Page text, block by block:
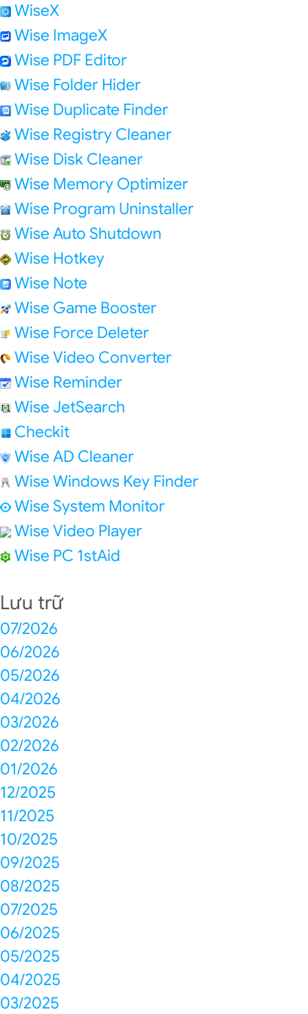
WiseX
Wise ImageX
Wise PDF Editor
Wise Folder Hider
Wise Duplicate Finder
Wise Registry Cleaner
Wise Disk Cleaner
Wise Memory Optimizer
Wise Program Uninstaller
Wise Auto Shutdown
Wise Hotkey
Wise Note
Wise Game Booster
Wise Force Deleter
Wise Video Converter
Wise Reminder
Wise JetSearch
Checkit
Wise AD Cleaner
Wise Windows Key Finder
Wise System Monitor
Wise Video Player
Wise PC 1stAid
Lưu trữ
07/2026
06/2026
05/2026
04/2026
03/2026
02/2026
01/2026
12/2025
11/2025
10/2025
09/2025
08/2025
07/2025
06/2025
05/2025
04/2025
03/2025